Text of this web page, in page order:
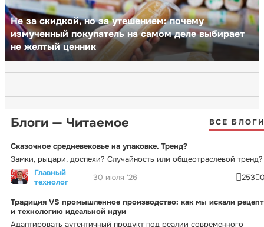
Не за скидкой, но за утешением: почему
измученный покупатель на самом деле выбирает
не желтый ценник
Блоги — Читаемое ВСЕ
Сказочное средневековье на упаковке. Тренд?
Замки, рыцари, доспехи? Случайность или общеотраслевой тренд?
Главный
технолог
30 июля '26 253
Традиция VS промышленное производство: как мы искали рецепт
и технологию идеальной ндуи
Адаптировать аутентичный продукт под реалии современного